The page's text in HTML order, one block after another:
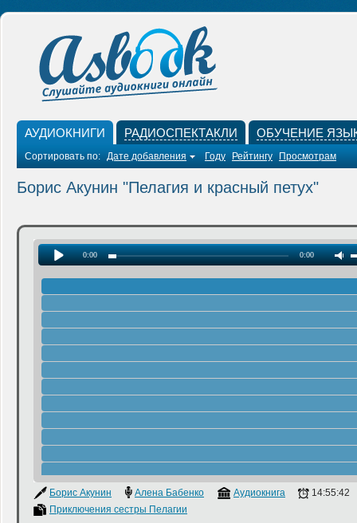
АУДИОКНИГИ РАДИОСПЕКТАКЛИ ОБУЧЕНИЕ
Сортировать по: Дате добавления Году Рейтингу Просмотрам
Борис Акунин "Пелагия и красный петух"
0:00 0:00
Борис Акунин Алена Бабенко Аудиокнига
14:55:42
Приключения сестры Пелагии